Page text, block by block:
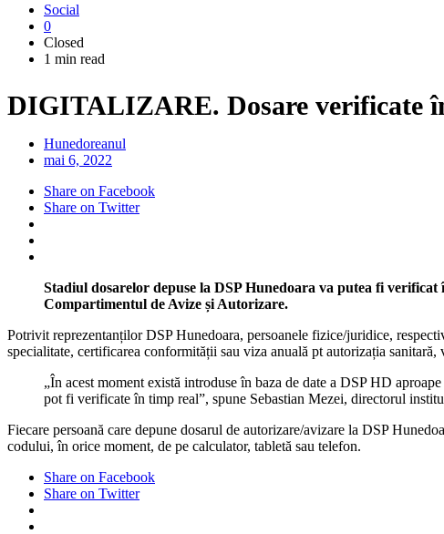
Social
0
Closed
1 min read
DIGITALIZARE. Dosare verificate
Hunedoreanul
mai 6, 2022
Share on Facebook
Share on Twitter
Stadiul dosarelor depuse la DSP Hunedoara va putea fi
Compartimentul de Avize și Autorizare.
Potrivit reprezentanților DSP Hunedoara, persoanele fizice/juridice,
specialitate, certificarea conformității sau viza anuală pt autorizația
„În acest moment există introduse în baza de date a DSP HD
pot fi verificate în timp real”, spune Sebastian Mezei, directorul
Fiecare persoană care depune dosarul de autorizare/avizare la DSP
codului, în orice moment, de pe calculator, tabletă sau telefon.
Share on Facebook
Share on Twitter